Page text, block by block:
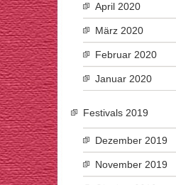
April 2020
März 2020
Februar 2020
Januar 2020
Festivals 2019
Dezember 2019
November 2019